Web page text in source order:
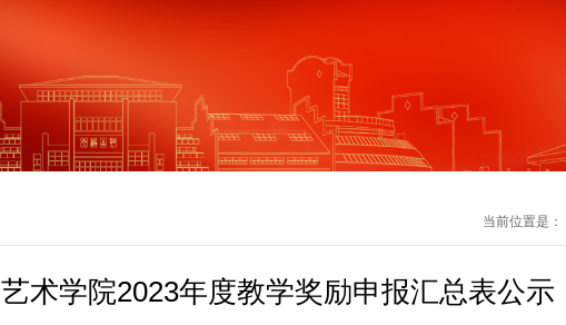
当前位置是：
艺术学院2023年度教学奖励申报汇总表公示